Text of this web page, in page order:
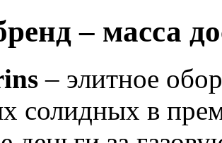
– масса
– элитное
солидных в